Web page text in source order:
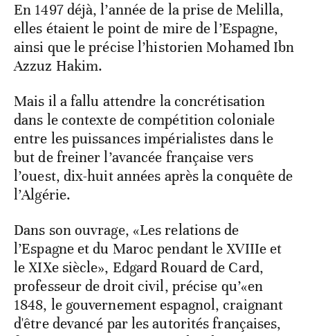
En 1497 déjà, l’année de la prise de Melilla,
elles étaient le point de mire de l’Espagne,
ainsi que le précise l’historien Mohamed Ibn
Azzuz Hakim.
Mais il a fallu attendre la concrétisation
dans le contexte de compétition coloniale
entre les puissances impérialistes dans le
but de freiner l’avancée française vers
l’ouest, dix-huit années après la conquête de
l’Algérie.
Dans son ouvrage, «Les relations de
l’Espagne et du Maroc pendant le XVIIIe et
le XIXe siècle», Edgard Rouard de Card,
professeur de droit civil, précise qu’«en
1848, le gouvernement espagnol, craignant
d'être devancé par les autorités françaises,